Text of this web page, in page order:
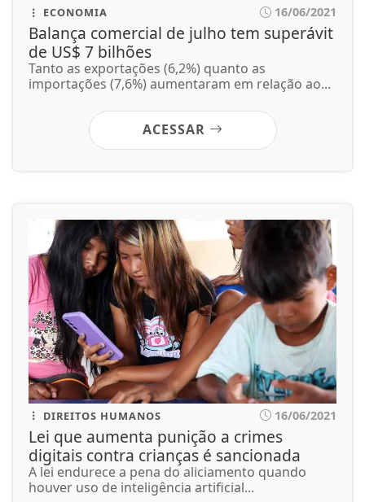
ECONOMIA 16/06/2021
Balança comercial de julho tem superávit
de US$ 7 bilhões
Tanto as exportações (6,2%) quanto as
importações (7,6%) aumentaram em relação ao...
ACESSAR
DIREITOS HUMANOS 16/06/2021
Lei que aumenta punição a crimes
digitais contra crianças é sancionada
A lei endurece a pena do aliciamento quando
houver uso de inteligência artificial...